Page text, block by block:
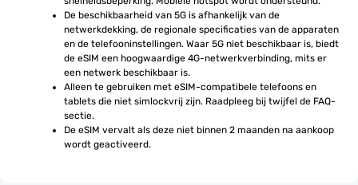
De beschikbaarheid van 5G is afhankelijk van de
netwerkdekking, de regionale specificaties van de apparaten
en de telefooninstellingen. Waar 5G niet beschikbaar is, biedt
de eSIM een hoogwaardige 4G-netwerkverbinding, mits er
een netwerk beschikbaar is.
Alleen te gebruiken met eSIM-compatibele telefoons en
tablets die niet simlockvrij zijn. Raadpleeg bij twijfel de FAQ-
sectie.
De eSIM vervalt als deze niet binnen 2 maanden na aankoop
wordt geactiveerd.